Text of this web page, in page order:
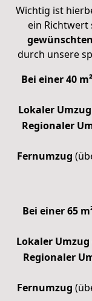
Wichtig ist
ein Richtwert
durch unsere
Bei einer 40
Lokaler Umzug
Regionaler
Fernumzug
Bei einer 65
Lokaler Umzug
Regionaler
Fernumzug